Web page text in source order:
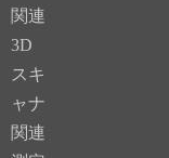
関連
3D
スキ
ャナ
関連